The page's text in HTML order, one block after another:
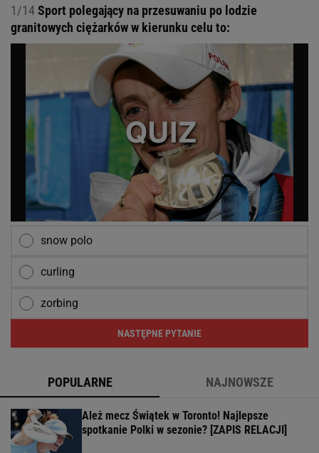
1/14Sport polegający na przesuwaniu po lodzie
granitowych ciężarków w kierunku celu to:
snow polo
curling
zorbing
NASTĘPNE PYTANIE
POPULARNE NAJNOWSZE
Ależ mecz Świątek w Toronto! Najlepsze
spotkanie Polki w sezonie? [ZAPIS RELACJI]